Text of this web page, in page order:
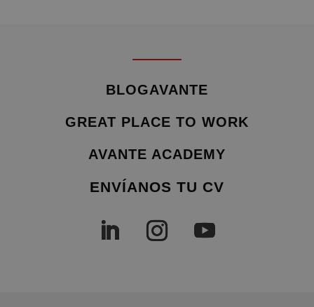
BLOGAVANTE
GREAT PLACE TO WORK
AVANTE ACADEMY
ENVÍANOS TU CV